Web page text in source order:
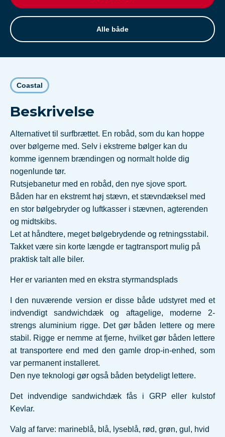
Alle både
Coastal
Beskrivelse
Alternativet til surfbrættet. En robåd, som du kan hoppe
over bølgerne med. Selv i ekstreme bølger kan du
komme igennem brændingen og normalt holde dig
nogenlunde tør.
Rutsjebanetur med en robåd, den nye sjove sport.
Båden har en ekstremt høj stævn, et stævndæksel med
en stor bølgebryder og luftkasser i stævnen, agterenden
og midtskibs.
Let at håndtere, meget bølgebrydende og retningsstabil.
Takket være sin korte længde er tagtransport mulig på
praktisk talt alle biler.
Her er varianten med en ekstra styrmandsplads
I den nuværende version er disse både udstyret med et
indvendigt sandwichdæk og aftagelige, moderne 2-
strengs aluminium rigge. Det gør båden lettere og mere
stabil. Rigge er nemme at fjerne, hvilket gør båden lettere
at transportere end med den gamle drop-in-enhed, som
var permanent installeret.
Den nye teknologi gør også båden betydeligt lettere.
Det indvendige sandwichdæk fås i GRP eller kulstof
Kevlar.
Valg af farve: marineblå, blå, lyseblå, rød, grøn, gul, hvid